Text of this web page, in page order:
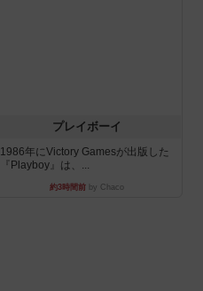
プレイボーイ
1986年にVictory Gamesが出版した
『Playboy』は、...
約3時間前 by Chaco